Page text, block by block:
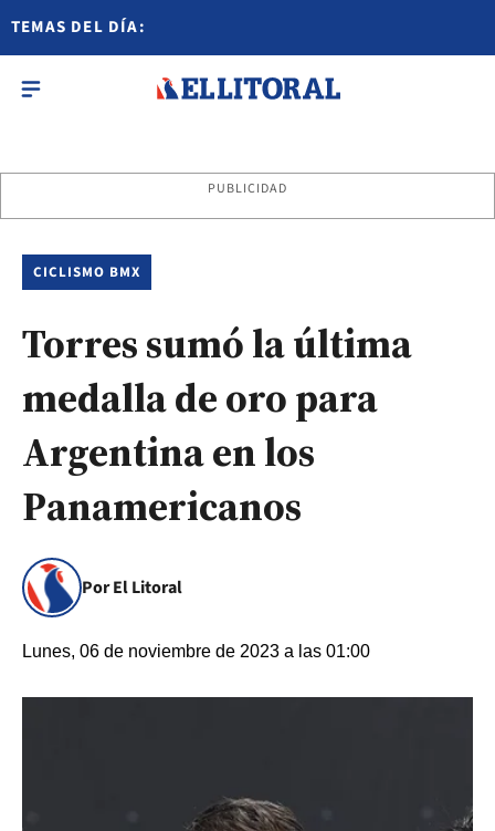
TEMAS DEL DÍA:
PUBLICIDAD
CICLISMO BMX
Torres sumó la última
medalla de oro para
Argentina en los
Panamericanos
Por El Litoral
Lunes, 06 de noviembre de 2023 a las 01:00